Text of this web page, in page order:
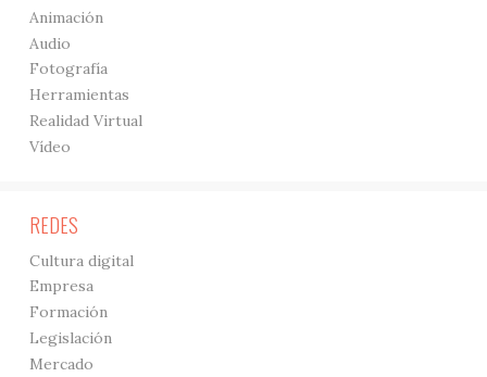
Animación
Audio
Fotografía
Herramientas
Realidad Virtual
Vídeo
REDES
Cultura digital
Empresa
Formación
Legislación
Mercado